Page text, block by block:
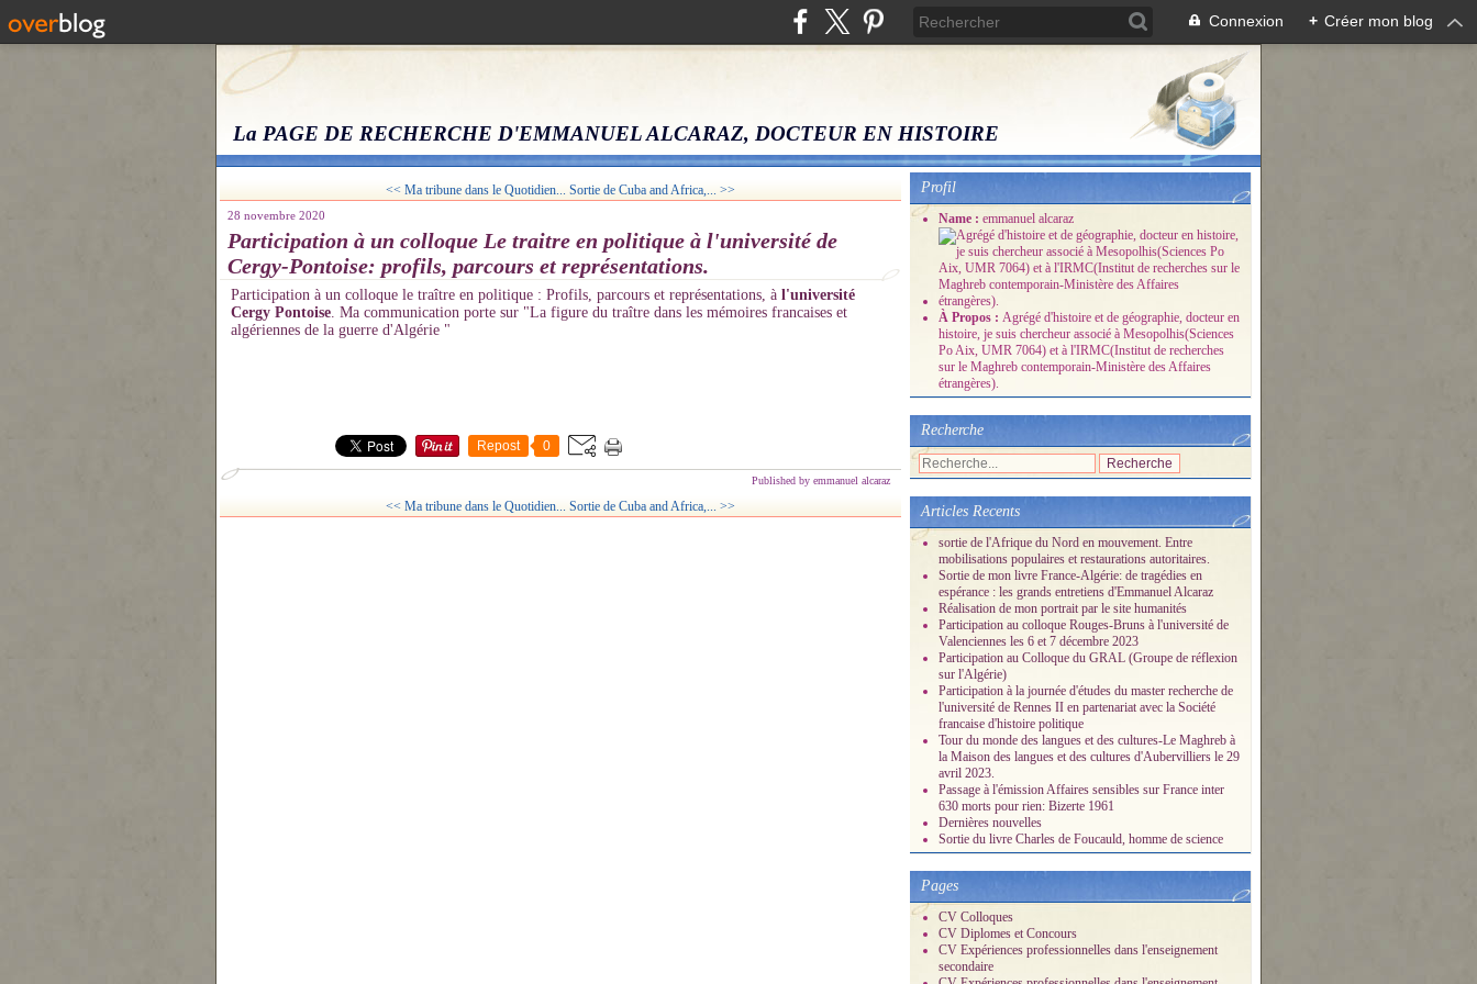
Connexion + Créer mon blog
La PAGE DE RECHERCHE D'EMMANUEL ALCARAZ, DOCTEUR EN HISTOIRE
<< Ma tribune dans le Quotidien... Sortie de Cuba and Africa,... >>
28 novembre 2020
Participation à un colloque Le traitre en politique à l'université de
Cergy-Pontoise: profils, parcours et représentations.
Participation à un colloque le traître en politique : Profils, parcours et représentations, à l'université
Cergy Pontoise. Ma communication porte sur "La figure du traître dans les mémoires francaises et
algériennes de la guerre d'Algérie "
Repost 0
Published by emmanuel alcaraz
<< Ma tribune dans le Quotidien... Sortie de Cuba and Africa,... >>
Profil
Name : emmanuel alcaraz
À Propos : Agrégé d'histoire et de géographie, docteur en
histoire, je suis chercheur associé à Mesopolhis(Sciences
Po Aix, UMR 7064) et à l'IRMC(Institut de recherches
sur le Maghreb contemporain-Ministère des Affaires
étrangères).
Recherche
Articles Recents
sortie de l'Afrique du Nord en mouvement. Entre
mobilisations populaires et restaurations autoritaires.
Sortie de mon livre France-Algérie: de tragédies en
espérance : les grands entretiens d'Emmanuel Alcaraz
Réalisation de mon portrait par le site humanités
Participation au colloque Rouges-Bruns à l'université de
Valenciennes les 6 et 7 décembre 2023
Participation au Colloque du GRAL (Groupe de réflexion
sur l'Algérie)
Participation à la journée d'études du master recherche de
l'université de Rennes II en partenariat avec la Société
francaise d'histoire politique
Tour du monde des langues et des cultures-Le Maghreb à
la Maison des langues et des cultures d'Aubervilliers le 29
avril 2023.
Passage à l'émission Affaires sensibles sur France inter
630 morts pour rien: Bizerte 1961
Dernières nouvelles
Sortie du livre Charles de Foucauld, homme de science
Pages
CV Colloques
CV Diplomes et Concours
CV Expériences professionnelles dans l'enseignement
secondaire